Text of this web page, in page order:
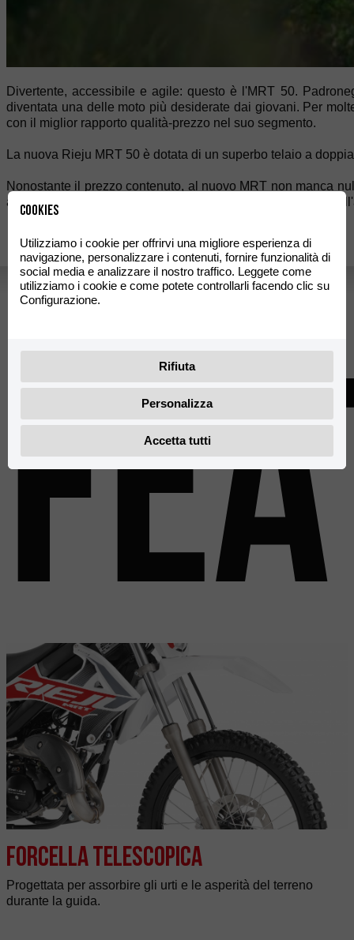
Divertente, accessibile e agile: questo è l'MRT 50.
diventata una delle moto più desiderate dai giovani. Per
con il miglior rapporto qualità-prezzo nel suo segmento.
La nuova Rieju MRT 50 è dotata di un superbo telaio a
Nonostante il prezzo contenuto, al nuovo MRT non manca
a lunga escursione e pneumatici misti per volare bene sia
Forcella telescopica
Progettata per assorbire gli urti e le asperità del terreno
durante la guida.
Cookies
Utilizziamo i cookie per offrirvi una migliore esperienza di
navigazione, personalizzare i contenuti, fornire funzionalità di
social media e analizzare il nostro traffico. Leggete come
utilizziamo i cookie e come potete controllarli facendo clic su
Configurazione.
Rifiuta
Personalizza
Accetta tutti